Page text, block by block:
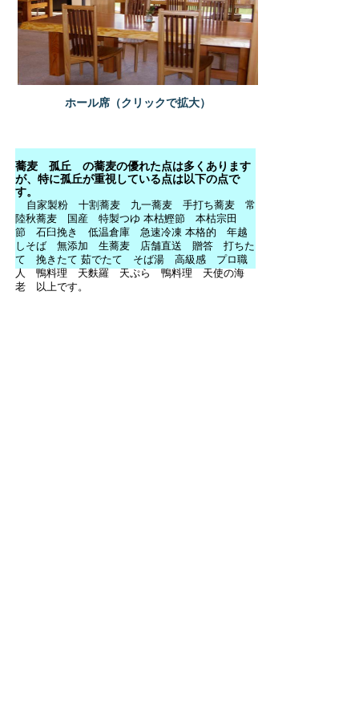
蕎麦 孤丘 の蕎麦の優れた点は多くあります
が、特に孤丘が重視している点は以下の点で
す。
自家製粉 十割蕎麦 九一蕎麦 手打ち蕎麦 常
陸秋蕎麦 国産 特製つゆ 本枯鰹節 本枯宗田
節 石臼挽き 低温倉庫 急速冷凍 本格的 年越
しそば 無添加 生蕎麦 店舗直送 贈答 打ちた
て 挽きたて 茹でたて そば湯 高級感 プロ職
人 鴨料理 天麩羅 天ぷら 鴨料理 天使の海
老 以上です。
ホール席（クリックで拡大）